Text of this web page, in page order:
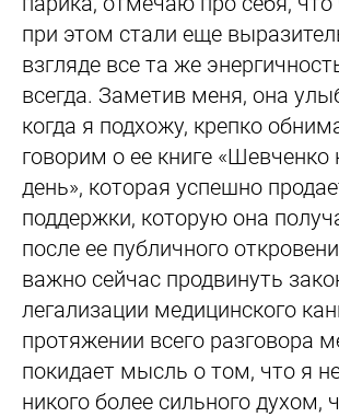
при этом стали еще
взгляде все та же
всегда. Заметив меня, она
когда я подхожу, крепко
говорим о ее книге «Шевченко
день», которая успешно
поддержки, которую она
после ее публичного
важно сейчас продвинуть
легализации медицинского
протяжении всего разговора
покидает мысль о том, что я
никого более сильного духом,